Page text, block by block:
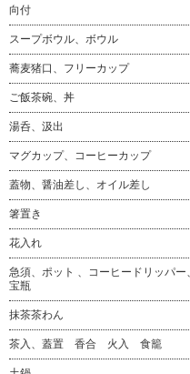
向付
スープボウル、ボウル
蕎麦猪口、フリーカップ
ご飯茶碗、丼
湯呑、汲出
マグカップ、コーヒーカップ
蓋物、醤油差し、オイル差し
箸置き
花入れ
急須、ポット 、コーヒードリッパー、
宝瓶
抹茶茶わん
茶入、蓋置 香合 火入 食籠